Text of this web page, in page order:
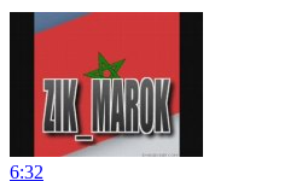
6:32